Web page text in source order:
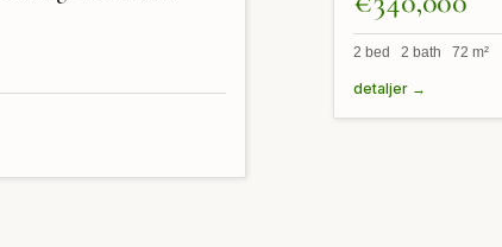
2 bed 2 bath 72 m²
detaljer →